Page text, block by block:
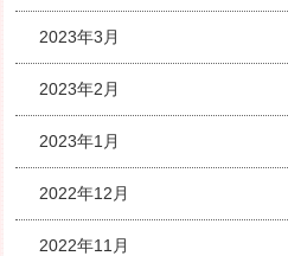
2023年3月
2023年2月
2023年1月
2022年12月
2022年11月